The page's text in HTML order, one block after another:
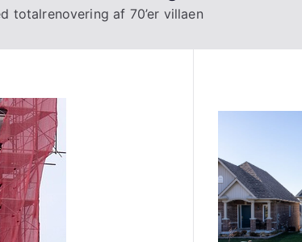
totalrenovering af 70’er villaen